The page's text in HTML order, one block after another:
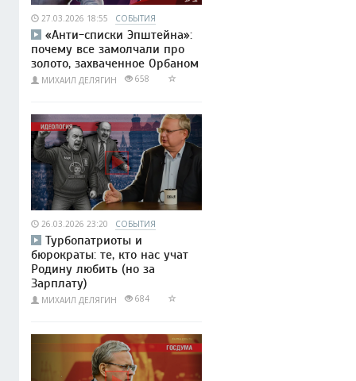
27.03.2026 18:55 СОБЫТИЯ
«Анти-списки Эпштейна»:
почему все замолчали про
золото, захваченное Орбаном
МИХАИЛ ДЕЛЯГИН 658
26.03.2026 23:20 СОБЫТИЯ
Турбопатриоты и
бюрократы: те, кто нас учат
Родину любить (но за
Зарплату)
МИХАИЛ ДЕЛЯГИН 684